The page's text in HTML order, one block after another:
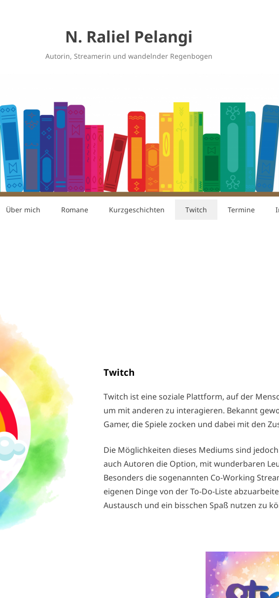
N. Raliel Pelangi
Autorin, Streamerin und wandelnder Regenbogen
Über mich Romane Kurzgeschichten Twitch Termine
Twitch
Twitch ist eine soziale Plattform, auf der
um mit anderen zu interagieren. Bekannt
Gamer, die Spiele zocken und dabei mit den
Die Möglichkeiten dieses Mediums sind
auch Autoren die Option, mit wunderbaren
Besonders die sogenannten Co-Working
eigenen Dinge von der To-Do-Liste
Austausch und ein bisschen Spaß nutzen zu